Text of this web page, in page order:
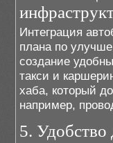
Интеграция
плана по
создание
такси и
хаба, который
например,
5. Удобство